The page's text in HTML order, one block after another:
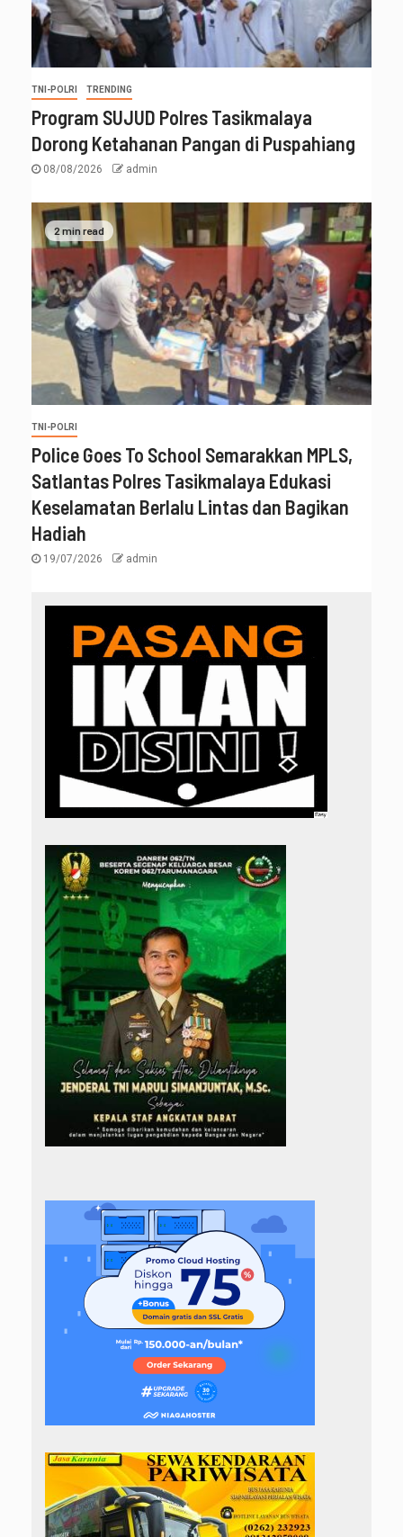
TNI-POLRI TRENDING
Program SUJUD Polres Tasikmalaya
Dorong Ketahanan Pangan di Puspahiang
08/08/2026 admin
2 min read
TNI-POLRI
Police Goes To School Semarakkan MPLS,
Satlantas Polres Tasikmalaya Edukasi
Keselamatan Berlalu Lintas dan Bagikan
Hadiah
19/07/2026 admin